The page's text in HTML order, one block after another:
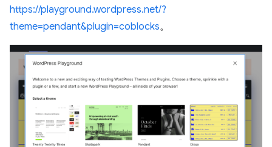
https://playground.wordpress.net/?
theme=pendant&plugin=coblocks。